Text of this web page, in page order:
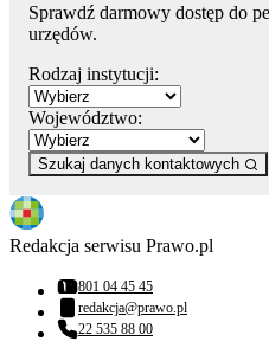
Sprawdź darmowy dostęp do
urzędów.
Rodzaj instytucji:
Województwo:
Szukaj danych kontaktowych
Redakcja serwisu Prawo.pl
Numer telefonu:
801 04 45 45
Adres email:
redakcja@prawo.pl
Numer telefonu:
22 535 88 00